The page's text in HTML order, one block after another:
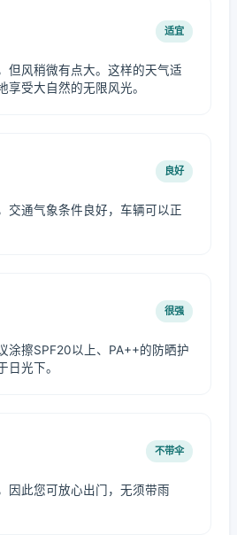
适宜
但风稍微有点大。这样的天气适
享受大自然的无限风光。
良好
交通气象条件良好，车辆可以正
很强
涂擦SPF20以上、PA++的防晒护
日光下。
不带伞
因此您可放心出门，无须带雨